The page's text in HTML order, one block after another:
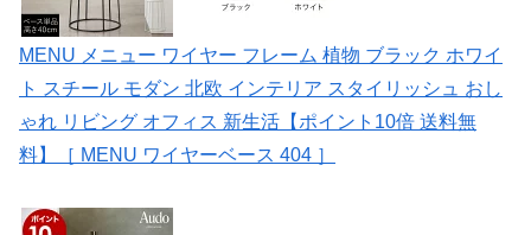
MENU メニュー ワイヤー フレーム 植物 ブラック ホワイ
ト スチール モダン 北欧 インテリア スタイリッシュ おし
ゃれ リビング オフィス 新生活【ポイント10倍 送料無
料】［ MENU ワイヤーベース 404 ］